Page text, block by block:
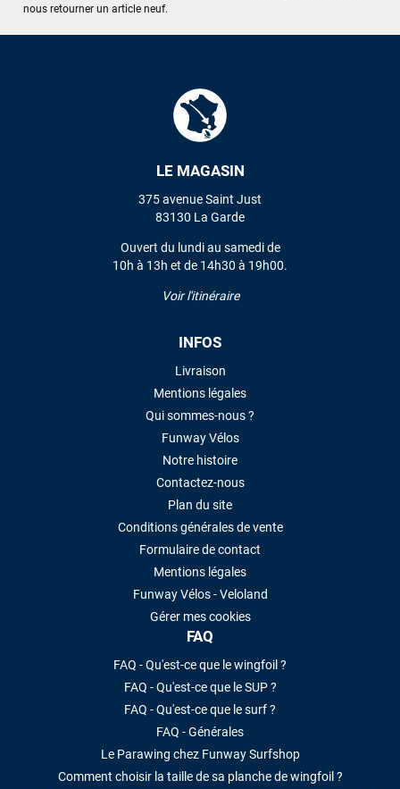
nous retourner un article neuf.
LE MAGASIN
375 avenue Saint Just
83130 La Garde
Ouvert du lundi au samedi de
10h à 13h et de 14h30 à 19h00.
Voir l'itinéraire
INFOS
Livraison
Mentions légales
Qui sommes-nous ?
Funway Vélos
Notre histoire
Contactez-nous
Plan du site
Conditions générales de vente
Formulaire de contact
Mentions légales
Funway Vélos - Veloland
Gérer mes cookies
FAQ
FAQ - Qu'est-ce que le wingfoil ?
FAQ - Qu'est-ce que le SUP ?
FAQ - Qu'est-ce que le surf ?
FAQ - Générales
Le Parawing chez Funway Surfshop
Comment choisir la taille de sa planche de wingfoil ?
J'ai acheté une voile d'occasion depuis Tahiti. Super service.
VOIR TOUS LES AVIS